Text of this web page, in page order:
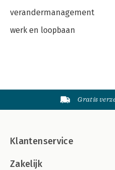
verandermanagement
werk en loopbaan
Gratis
Klantenservice
Zakelijk